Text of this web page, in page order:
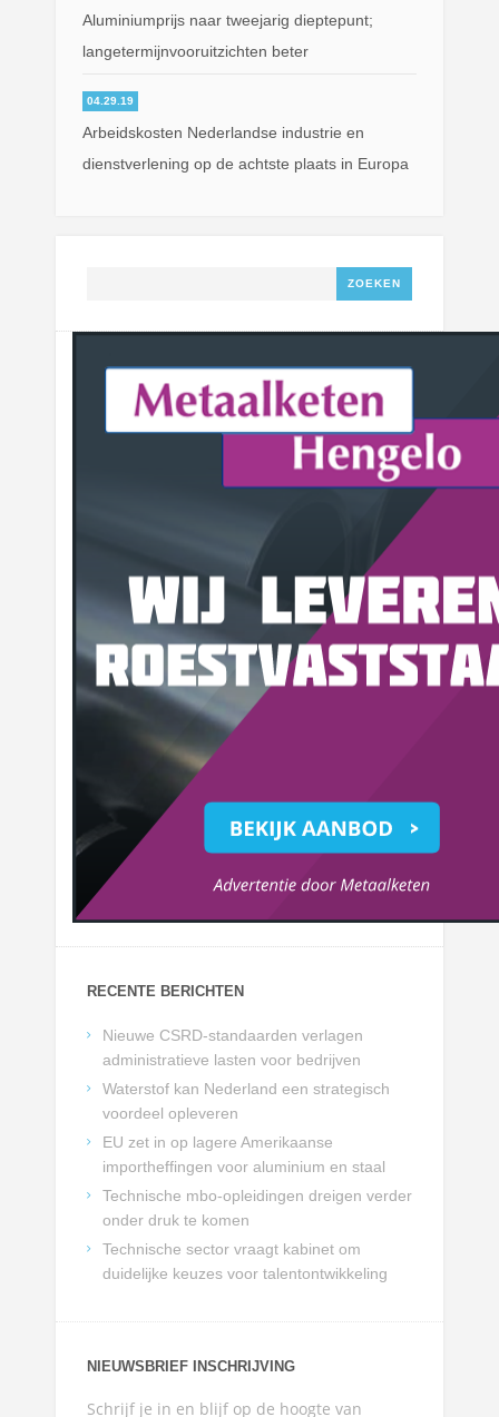
Aluminiumprijs naar tweejarig dieptepunt;
langetermijnvooruitzichten beter
04.29.19
Arbeidskosten Nederlandse industrie en
dienstverlening op de achtste plaats in Europa
RECENTE BERICHTEN
Nieuwe CSRD-standaarden verlagen
administratieve lasten voor bedrijven
Waterstof kan Nederland een strategisch
voordeel opleveren
EU zet in op lagere Amerikaanse
importheffingen voor aluminium en staal
Technische mbo-opleidingen dreigen verder
onder druk te komen
Technische sector vraagt kabinet om
duidelijke keuzes voor talentontwikkeling
NIEUWSBRIEF INSCHRIJVING
Schrijf je in en blijf op de hoogte van